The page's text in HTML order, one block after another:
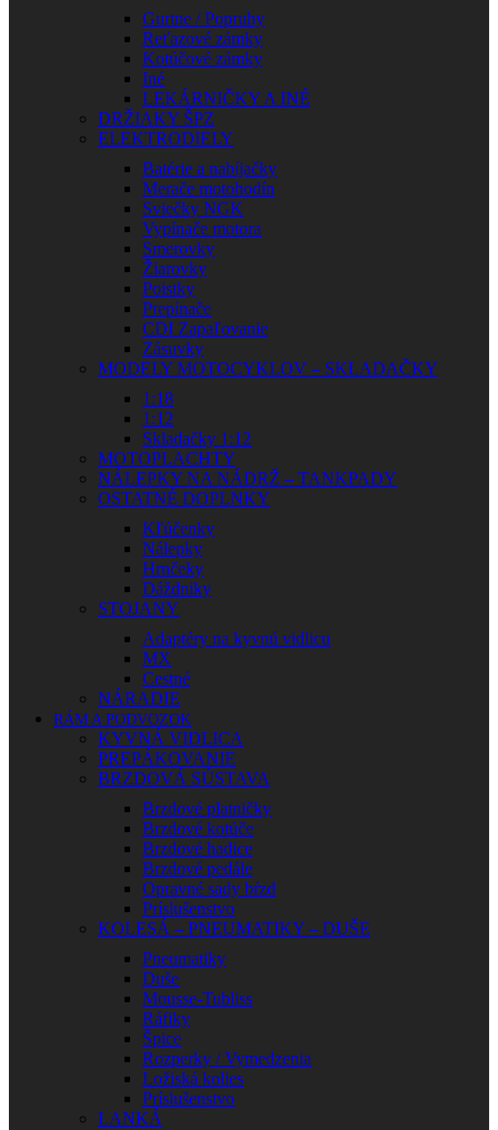
Gurtne / Popruhy
Reťazové zámky
Kotúčové zámky
Iné
LEKÁRNIČKY A INÉ
DRŽIAKY ŠPZ
ELEKTRODIELY
Batérie a nabíjačky
Merače motohodín
Sviečky NGK
Vypínače motora
Smerovky
Žiarovky
Poistky
Prepínače
CDI Zapaľovanie
Zásuvky
MODELY MOTOCYKLOV – SKLADAČKY
1:18
1:12
Skladačky 1:12
MOTOPLACHTY
NÁLEPKY NA NÁDRŽ – TANKPADY
OSTATNÉ DOPLNKY
Kľúčenky
Nálepky
Hrnčeky
Dáždniky
STOJANY
Adaptéry na kyvnú vidlicu
MX
Cestné
NÁRADIE
RÁM A PODVOZOK
KYVNÁ VIDLICA
PREPÁKOVANIE
BRZDOVÁ SÚSTAVA
Brzdové platničky
Brzdové kotúče
Brzdové hadice
Brzdové pedále
Opravné sady bŕzd
Príslušenstvo
KOLESÁ – PNEUMATIKY – DUŠE
Pneumatiky
Duše
Mousse-Tubliss
Ráfiky
Špice
Rozperky / Vymedzenia
Ložiská kolies
Príslušenstvo
LANKÁ